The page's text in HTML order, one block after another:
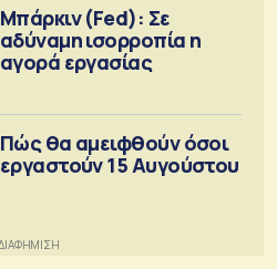
Μπάρκιν (Fed): Σε
αδύναμη ισορροπία η
αγορά εργασίας
Πώς θα αμειφθούν όσοι
εργαστούν 15 Αυγούστου